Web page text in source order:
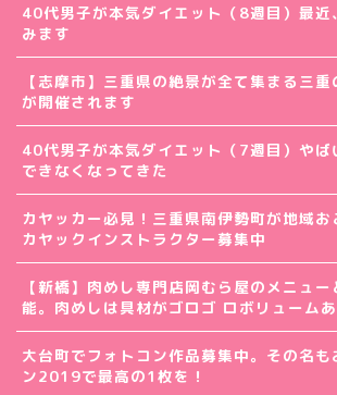
40代男子が本気ダイエット（8週目）最近
みます
【志摩市】三重県の絶景が全て集まる三
が開催されます
40代男子が本気ダイエット（7週目）やば
できなくなってきた
カヤッカー必見！三重県南伊勢町が地域お
カヤックインストラクター募集中
【新橋】肉めし専門店岡むら屋のメニュ
能。肉めしは具材がゴロゴ ロボリューム
大台町でフォトコン作品募集中。その名も
ン2019で最高の1枚を！